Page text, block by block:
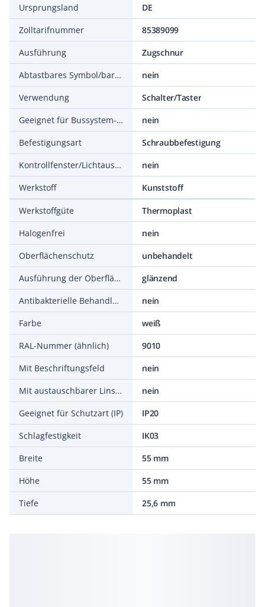
Ursprungsland
DE
Zolltarifnummer
85389099
Ausführung
Zugschnur
Abtastbares Symbol/barrierefrei
nein
Verwendung
Schalter/Taster
Geeignet für Bussystem-Tasterankopplung
nein
Befestigungsart
Schraubbefestigung
Kontrollfenster/Lichtauslass
nein
Werkstoff
Kunststoff
Werkstoffgüte
Thermoplast
Halogenfrei
nein
Oberflächenschutz
unbehandelt
Ausführung der Oberfläche
glänzend
Antibakterielle Behandlung
nein
Farbe
weiß
RAL-Nummer (ähnlich)
9010
Mit Beschriftungsfeld
nein
Mit austauschbarer Linse/Symbol
nein
Geeignet für Schutzart (IP)
IP20
Schlagfestigkeit
IK03
Breite
55 mm
Höhe
55 mm
Tiefe
25,6 mm